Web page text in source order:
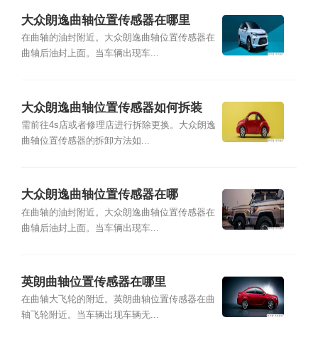
大众朗逸曲轴位置传感器在哪里
在曲轴的油封附近。大众朗逸曲轴位置传感器在
曲轴后油封上面。当车辆出现车...
大众朗逸曲轴位置传感器如何拆装
需前往4s店或者修理店进行拆除更换。大众朗逸
曲轴位置传感器的拆卸方法如...
大众朗逸曲轴位置传感器在哪
在曲轴的油封附近。大众朗逸曲轴位置传感器在
曲轴后油封上面。当车辆出现车...
英朗曲轴位置传感器在哪里
在曲轴大飞轮的附近。英朗曲轴位置传感器在曲
轴飞轮附近。当车辆出现车辆无...